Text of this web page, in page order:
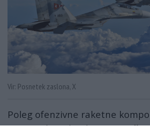
Vir: Posnetek zaslona, X
Poleg ofenzivne raketne
Venezuela tudi relativno